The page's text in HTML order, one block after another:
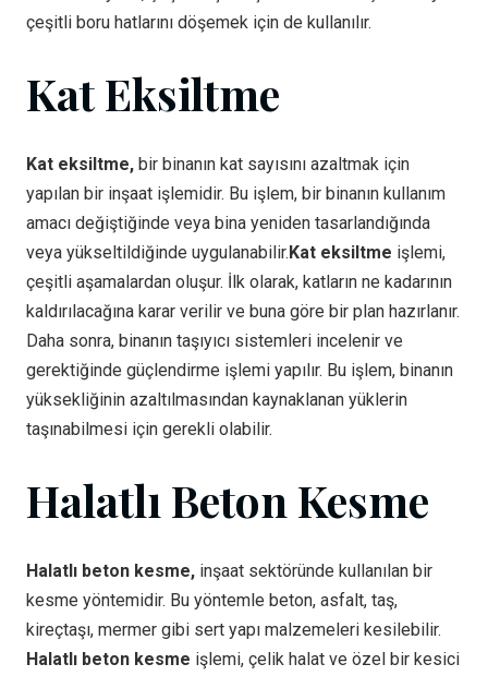
çeşitli boru hatlarını döşemek için de kullanılır.
Kat Eksiltme
Kat eksiltme, bir binanın kat sayısını azaltmak için
yapılan bir inşaat işlemidir. Bu işlem, bir binanın kullanım
amacı değiştiğinde veya bina yeniden tasarlandığında
veya yükseltildiğinde uygulanabilir.Kat eksiltme işlemi,
çeşitli aşamalardan oluşur. İlk olarak, katların ne kadarının
kaldırılacağına karar verilir ve buna göre bir plan hazırlanır.
Daha sonra, binanın taşıyıcı sistemleri incelenir ve
gerektiğinde güçlendirme işlemi yapılır. Bu işlem, binanın
yüksekliğinin azaltılmasından kaynaklanan yüklerin
taşınabilmesi için gerekli olabilir.
Halatlı Beton Kesme
Halatlı beton kesme, inşaat sektöründe kullanılan bir
kesme yöntemidir. Bu yöntemle beton, asfalt, taş,
kireçtaşı, mermer gibi sert yapı malzemeleri kesilebilir.
Halatlı beton kesme işlemi, çelik halat ve özel bir kesici